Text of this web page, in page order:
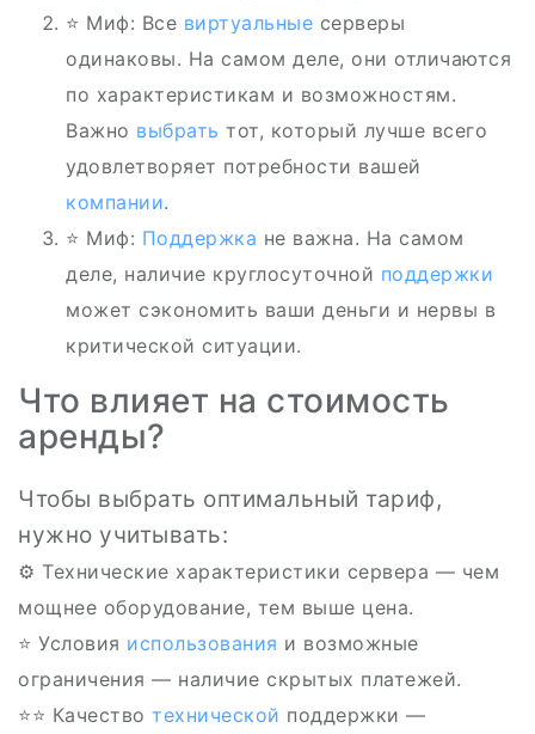
⭐ Миф: Все виртуальные серверы
одинаковы. На самом деле, они отличаются
по характеристикам и возможностям.
Важно выбрать тот, который лучше всего
удовлетворяет потребности вашей
компании.
⭐ Миф: Поддержка не важна. На самом
деле, наличие круглосуточной поддержки
может сэкономить ваши деньги и нервы в
критической ситуации.
Что влияет на стоимость
аренды?
Чтобы выбрать оптимальный тариф,
нужно учитывать:
⚙️ Технические характеристики сервера — чем
мощнее оборудование, тем выше цена.
⭐ Условия использования и возможные
ограничения — наличие скрытых платежей.
⭐‍⭐ Качество технической поддержки —